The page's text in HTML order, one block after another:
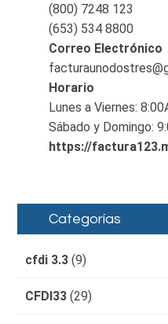
(800) 7248 123
(653) 534 8800
Correo Electrónico
Horario
Lunes a Viernes:
Sábado y Domingo:
https://
Categorías
cfdi 3.3 (9)
CFDI33 (29)